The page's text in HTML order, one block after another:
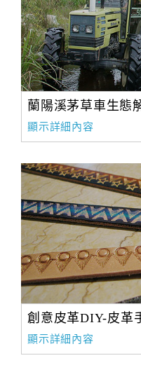
蘭陽溪茅草車生態
顯示詳細內容
創意皮革DIY-皮革
顯示詳細內容